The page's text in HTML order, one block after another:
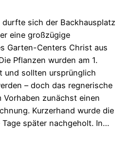
durfte sich der Backhausplatz
eine großzügige
Garten-Centers Christ aus
Pflanzen wurden am 1.
und sollten ursprünglich
– doch das regnerische
Vorhaben zunächst einen
Kurzerhand wurde die
später nachgeholt. In…